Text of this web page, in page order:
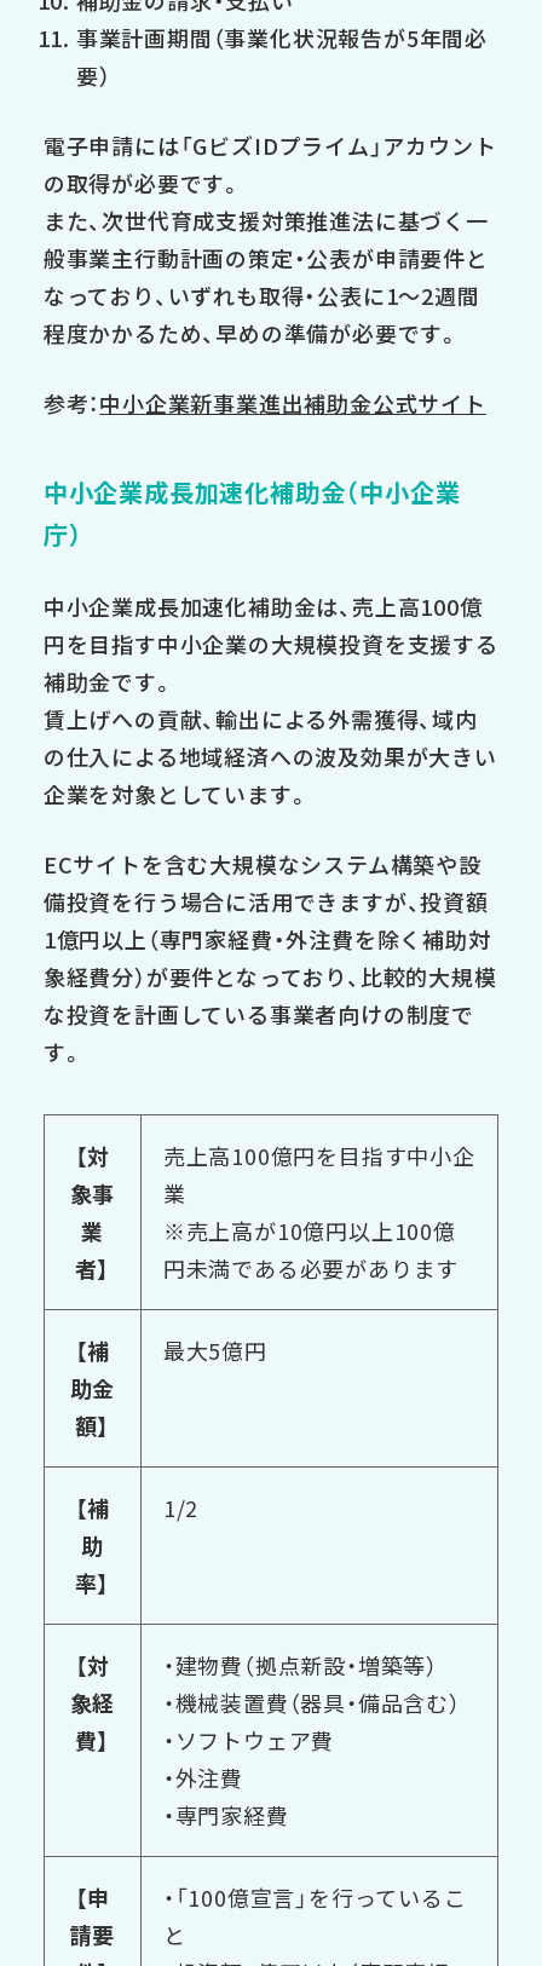
事業計画期間（事業化状況報告が5年間必
要）
電子申請には「GビズIDプライム」アカウント
の取得が必要です。
また、次世代育成支援対策推進法に基づく一
般事業主行動計画の策定・公表が申請要件と
なっており、いずれも取得・公表に1〜2週間
程度かかるため、早めの準備が必要です。
参考：中小企業新事業進出補助金公式サイト
中小企業成長加速化補助金（中小企業
庁）
中小企業成長加速化補助金は、売上高100億
円を目指す中小企業の大規模投資を支援する
補助金です。
賃上げへの貢献、輸出による外需獲得、域内
の仕入による地域経済への波及効果が大きい
企業を対象としています。
ECサイトを含む大規模なシステム構築や設
備投資を行う場合に活用できますが、投資額
1億円以上（専門家経費・外注費を除く補助対
象経費分）が要件となっており、比較的大規模
な投資を計画している事業者向けの制度で
す。
【対
象事
業
者】
売上高100億円を目指す中小企
業
※売上高が10億円以上100億
円未満である必要があります
【補
助金
額】
最大5億円
【補
助
率】
1/2
【対
象経
費】
・建物費（拠点新設・増築等）
・機械装置費（器具・備品含む）
・ソフトウェア費
・外注費
・専門家経費
【申
請要
・「100億宣言」を行っているこ
と